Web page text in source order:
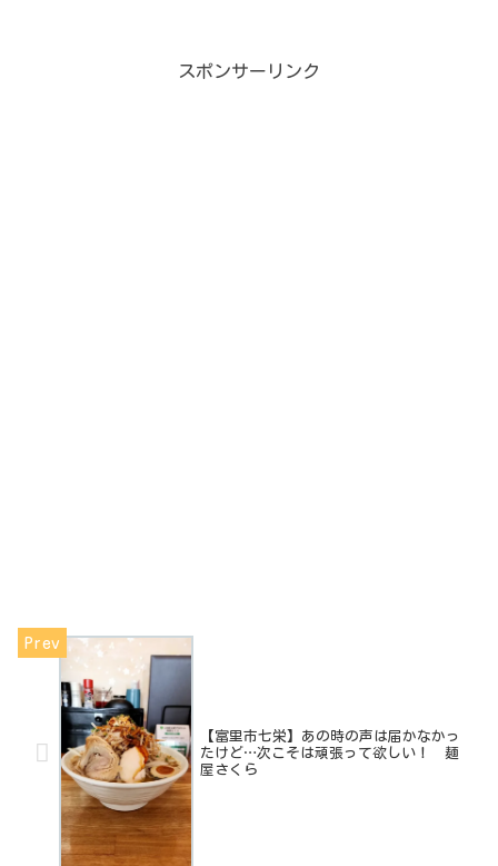
スポンサーリンク
【富里市七栄】あの時の声は届かなかっ
たけど…次こそは頑張って欲しい！ 麺
屋さくら